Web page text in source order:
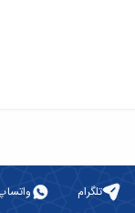
تلگرام